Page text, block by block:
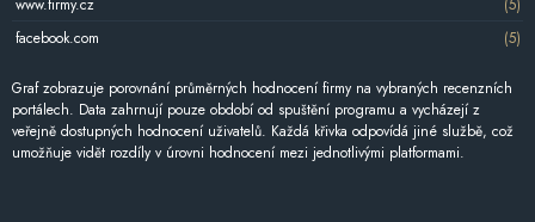
www.firmy.cz
(5)
facebook.com
(5)
Graf zobrazuje porovnání průměrných hodnocení firmy na vybraných recenzních
portálech. Data zahrnují pouze období od spuštění programu a vycházejí z
veřejně dostupných hodnocení uživatelů. Každá křivka odpovídá jiné službě, což
umožňuje vidět rozdíly v úrovni hodnocení mezi jednotlivými platformami.